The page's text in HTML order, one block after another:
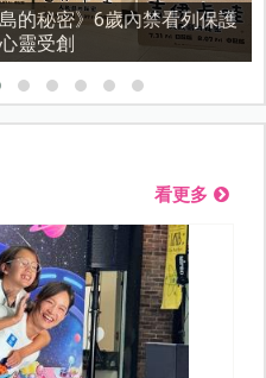
的秘密》6歲內禁看列保護
靈受創
看更多